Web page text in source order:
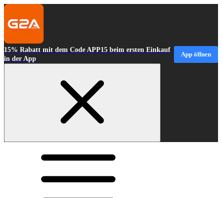
15% Rabatt mit dem Code APP15 beim ersten Einkauf
in der App
App öffnen